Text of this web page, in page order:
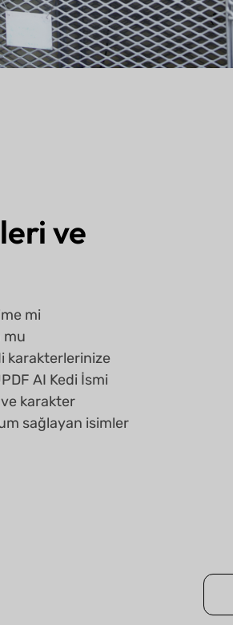
ve
mi
mu
karakterlerinize
AI Kedi İsmi
karakter
sağlayan isimler